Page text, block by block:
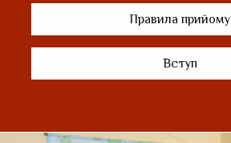
Правила прийому
Вступ